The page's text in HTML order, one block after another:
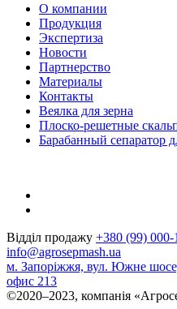
О компании
Продукция
Экспертиза
Новости
Партнерство
Материалы
Контакты
Веялка для зерна
Плоско-решетные
Барабанный сепаратор
Відділ продажу +380 (99) 000-
info@agrosepmash.ua
м. Запоріжжя, вул. Южне
офис 213
©2020–2023, компанія